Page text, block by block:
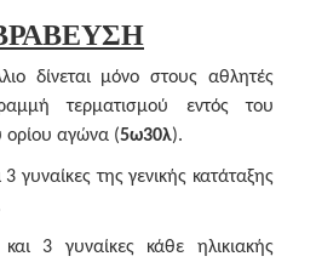
δίνεται μόνο στους αθλητές
τερματισμού εντός του
ορίου αγώνα (5ω30λ).
γυναίκες της γενικής κατάταξης
3 γυναίκες κάθε ηλικιακής